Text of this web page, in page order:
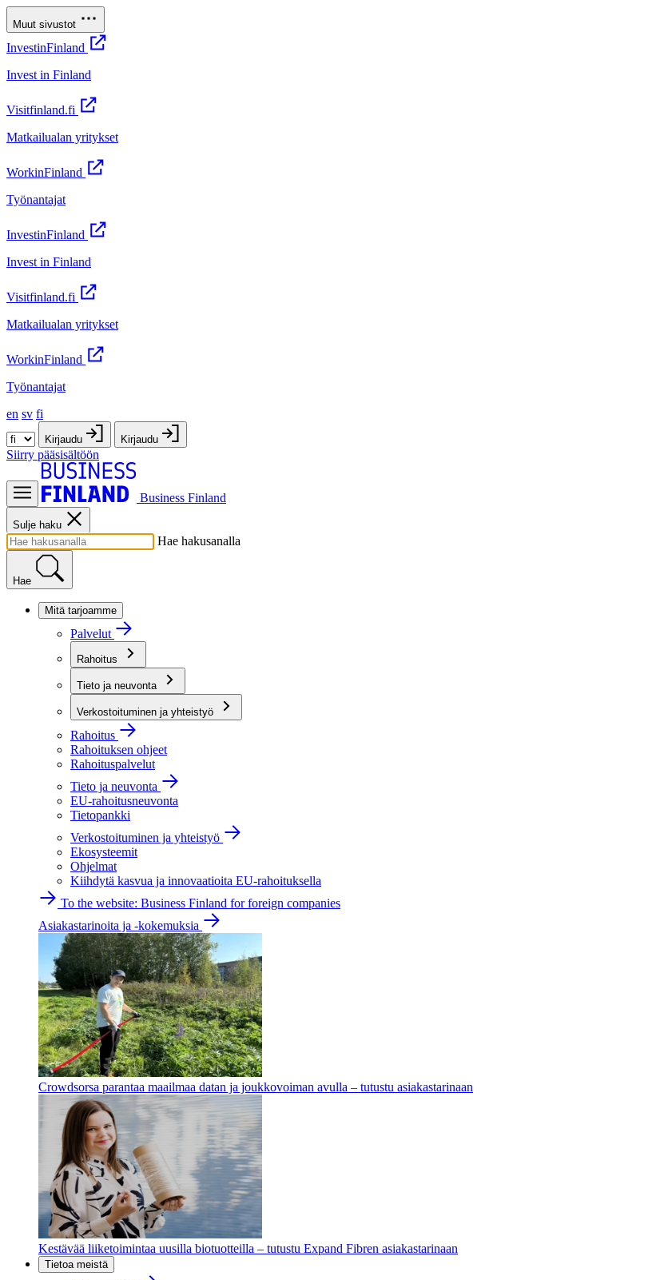
Muut sivustot
InvestinFinland
Invest in Finland
Visitfinland.fi
Matkailualan yritykset
WorkinFinland
Työnantajat
InvestinFinland
Invest in Finland
Visitfinland.fi
Matkailualan yritykset
WorkinFinland
Työnantajat
en sv fi
Kirjaudu Kirjaudu
Siirry pääsisältöön
Business Finland
Sulje haku
Hae hakusanalla
Hae
Mitä tarjoamme
Palvelut
Rahoitus
Tieto ja neuvonta
Verkostoituminen ja yhteistyö
Rahoitus
Rahoituksen ohjeet
Rahoituspalvelut
Tieto ja neuvonta
EU-rahoitusneuvonta
Tietopankki
Verkostoituminen ja yhteistyö
Ekosysteemit
Ohjelmat
Kiihdytä kasvua ja innovaatioita EU-rahoituksella
To the website: Business Finland for foreign companies
Asiakastarinoita ja -kokemuksia
Crowdsorsa parantaa maailmaa datan ja joukkovoiman avulla – tutustu asiakastarinaan
Kestävää liiketoimintaa uusilla biotuotteilla – tutustu Expand Fibren asiakastarinaan
Tietoa meistä